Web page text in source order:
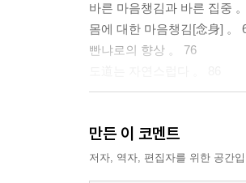
바른 마음챙김과 바른 집중
몸에 대한 마음챙김[念身] 。
빤냐로의 향상 。 76
만든 이 코멘트
저자, 역자, 편집자를 위한 공간